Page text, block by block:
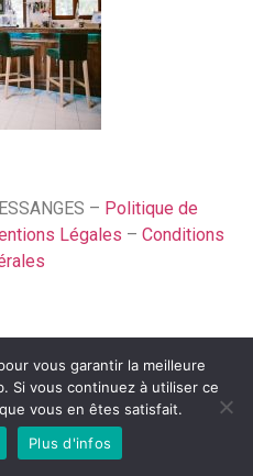
– Politique de
Légales – Conditions
Español
Français
English (UK)
vous garantir la meilleure
Si vous continuez à utiliser ce
vous en êtes satisfait.
Plus d'infos